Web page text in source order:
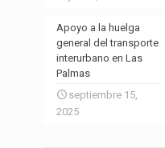
Apoyo a la huelga
general del transporte
interurbano en Las
Palmas
septiembre 15,
2025